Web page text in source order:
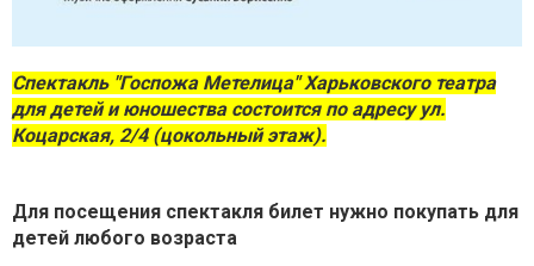
Спектакль "Госпожа Метелица" Харьковского театра
для детей и юношества состоится по адресу ул.
Коцарская, 2/4 (цокольный этаж).
Для посещения спектакля билет нужно покупать для
детей любого возраста